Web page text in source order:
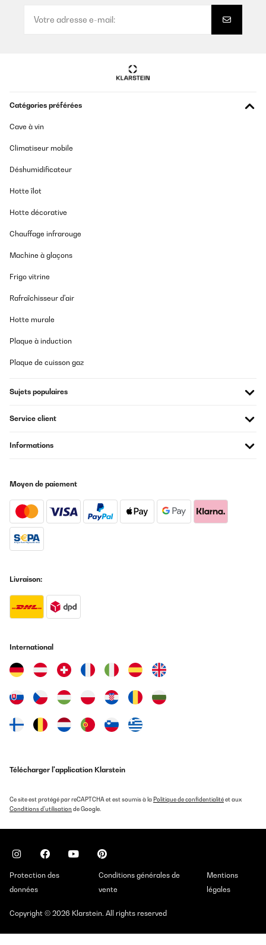
Catégories préférées
Cave à vin
Climatiseur mobile
Déshumidificateur
Hotte îlot
Hotte décorative
Chauffage infrarouge
Machine à glaçons
Frigo vitrine
Rafraîchisseur d'air
Hotte murale
Plaque à induction
Plaque de cuisson gaz
Sujets populaires
Service client
Informations
Moyen de paiement
Livraison:
International
Télécharger l'application Klarstein
Ce site est protégé par reCAPTCHA et est soumis à la Politique de confidentialitéet aux
Conditions d'utilisation de Google.
Protection des
données
Conditions générales de
vente
Mentions
légales
Copyright © 2026 Klarstein. All rights reserved